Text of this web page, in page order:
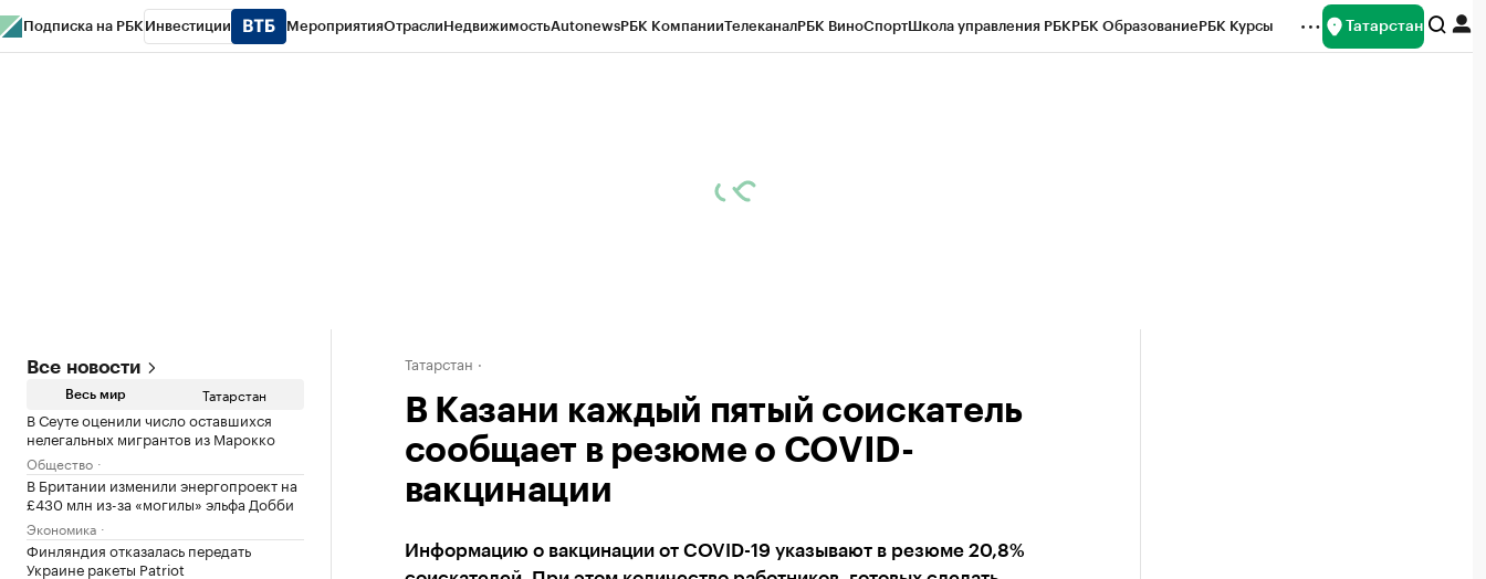
Подписка на РБК Инвестиции МероприятияОтраслиНедвижимостьAutonewsРБК КомпанииТелеканалРБК ВиноСпортШкола управления РБКРБК ОбразованиеРБК Курсы Татарстан
Все новости
Весь мир Татарстан
В Сеуте оценили число оставшихся
нелегальных мигрантов из Марокко
Общество
В Британии изменили энергопроект на
£430 млн из-за «могилы» эльфа Добби
Экономика
Финляндия отказалась передать
Украине ракеты Patriot
Татарстан
В Казани каждый пятый соискатель
сообщает в резюме о COVID-
вакцинации
Информацию о вакцинации от COVID-19 указывают в резюме 20,8%